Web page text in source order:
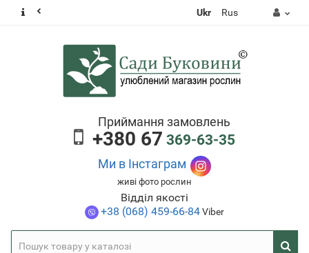
Ukr Rus
Приймання замовлень
+380 67 369-63-35
Ми в Інстаграм
живі фото рослин
Відділ якості
+38 (068) 459-66-84Viber